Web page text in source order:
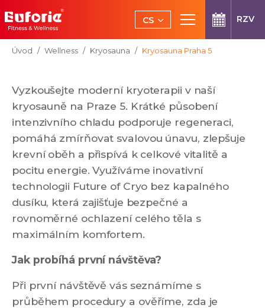
Přeskočit na hlavní obsah
CS
EN
RZV
Jsi tady:
Úvod Wellness Kryosauna Kryosauna Praha 5
Vyzkoušejte moderní kryoterapii v naší
kryosauně na Praze 5. Krátké působení
intenzivního chladu podporuje regeneraci,
pomáhá zmírňovat svalovou únavu, zlepšuje
krevní oběh a přispívá k celkové vitalitě a
pocitu energie. Využíváme inovativní
technologii Future of Cryo bez kapalného
dusíku, která zajišťuje bezpečné a
rovnoměrné ochlazení celého těla s
maximálním komfortem.
Jak probíhá první návštěva?
Při první návštěvě vás seznámíme s
průběhem procedury a ověříme, zda je